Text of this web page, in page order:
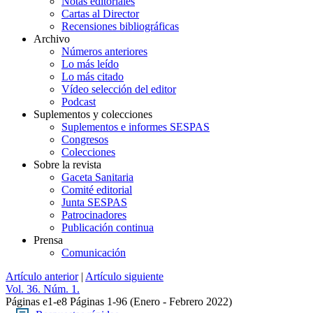
Cartas al Director
Recensiones bibliográficas
Archivo
Números anteriores
Lo más leído
Lo más citado
Vídeo selección del editor
Podcast
Suplementos y colecciones
Suplementos e informes SESPAS
Congresos
Colecciones
Sobre la revista
Gaceta Sanitaria
Comité editorial
Junta SESPAS
Patrocinadores
Publicación continua
Prensa
Comunicación
Artículo anterior| Artículo siguiente
Vol. 36. Núm. 1.
Páginas e1-e8 Páginas 1-96 (Enero - Febrero 2022)